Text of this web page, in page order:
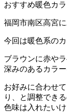
おすすめ暖色カラ
福岡市南区高宮
今回は暖色系の
ブラウンに赤や
深みのあるカラ
お好みに合わせ
り、と調整でき
色味は入れたい